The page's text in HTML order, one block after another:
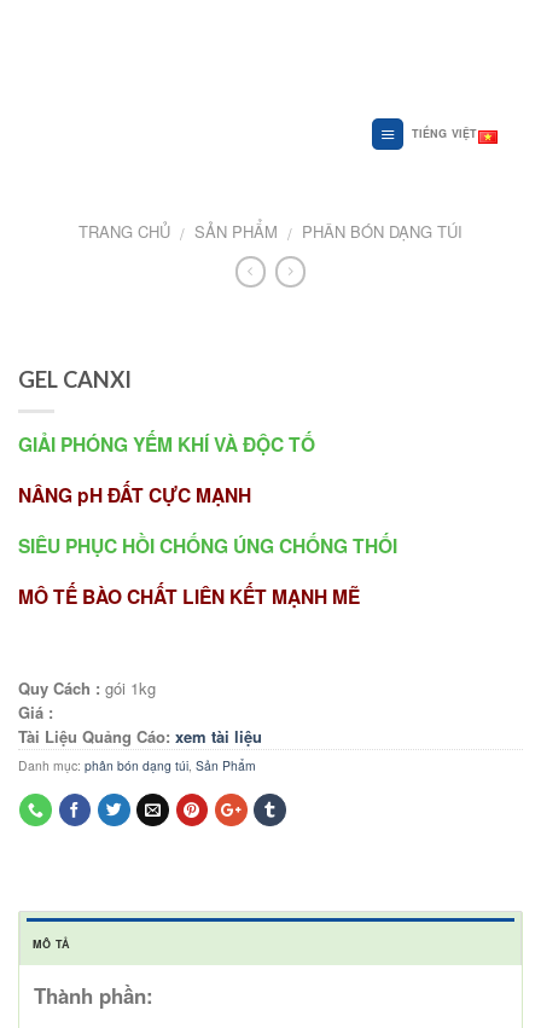
TIẾNG VIỆT
TRANG CHỦ / SẢN PHẨM / PHÂN BÓN DẠNG TÚI
GEL CANXI
GIẢI PHÓNG YẾM KHÍ VÀ ĐỘC TỐ
NÂNG pH ĐẤT CỰC MẠNH
SIÊU PHỤC HỒI CHỐNG ÚNG CHỐNG THỐI
MÔ TẾ BÀO CHẤT LIÊN KẾT MẠNH MẼ
Quy Cách : gói 1kg
Giá :
Tài Liệu Quảng Cáo: xem tài liệu
Danh mục: phân bón dạng túi Sản Phẩm
MÔ TẢ
Thành phần: